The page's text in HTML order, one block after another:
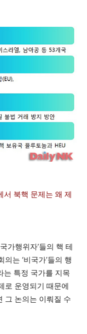
서 북핵 문제는 왜 제
가행위자’들의 핵 테
는 ‘비국가’들의 행
는 특정 국가를 지목
로 운영되기 때문에
그 논의는 이뤄질 수